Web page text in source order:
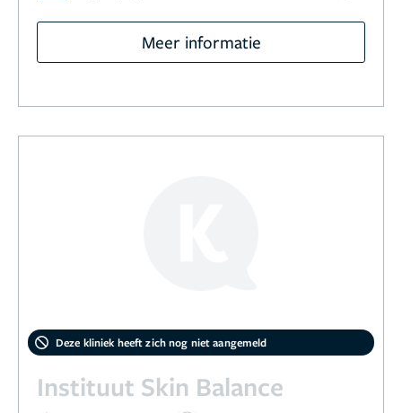
Meer informatie
Deze kliniek heeft zich nog niet aangemeld
Instituut Skin Balance